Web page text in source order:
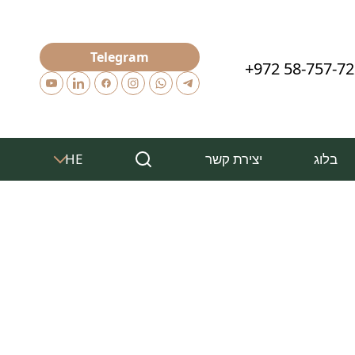
+972 58-757-
Telegram
בלוג יצירת קשר HE